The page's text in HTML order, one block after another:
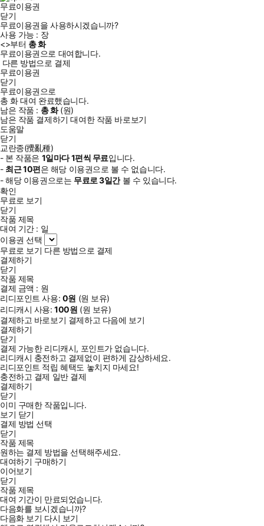
무료이용권
닫기
무료이용권을 사용하시겠습니까?
사용 가능 : 장
<>부터 총화
무료이용권으로 대여합니다.
다른 방법으로 결제
무료이용권
닫기
무료이용권으로
총 화대여 완료했습니다.
남은 작품 : 총화(원)
남은 작품 결제하기 대여한 작품 바로보기
도움말
닫기
교란종(攪亂種)
- 본 작품은 1일마다1편씩 무료입니다.
- 최근10편은 해당 이용권으로 볼 수 없습니다.
- 해당 이용권으로는 무료로3일간볼 수 있습니다.
확인
무료로 보기
닫기
작품 제목
대여 기간 : 일
이용권 선택
무료로 보기 다른 방법으로 결제
결제하기
닫기
작품 제목
결제 금액 : 원
리디포인트 사용: 0원 (원 보유)
리디캐시 사용:100원 (원 보유)
결제하고 바로보기 결제하고 다음에 보기
결제하기
닫기
결제 가능한 리디캐시, 포인트가 없습니다.
리디캐시 충전하고 결제없이 편하게 감상하세요.
리디포인트 적립 혜택도 놓치지 마세요!
충전하고 결제 일반 결제
결제하기
닫기
이미 구매한 작품입니다.
보기 닫기
결제 방법 선택
닫기
작품 제목
원하는 결제 방법을 선택해주세요.
대여하기 구매하기
이어보기
닫기
작품 제목
대여 기간이 만료되었습니다.
다음화를 보시겠습니까?
다음화 보기 다시 보기